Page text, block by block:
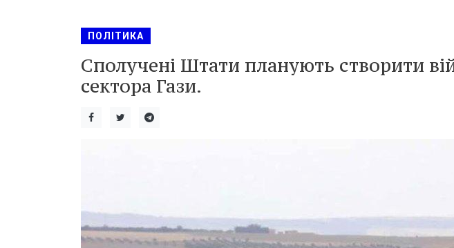
ПОЛІТИКА
Сполучені Штати планують створити
сектора Гази.